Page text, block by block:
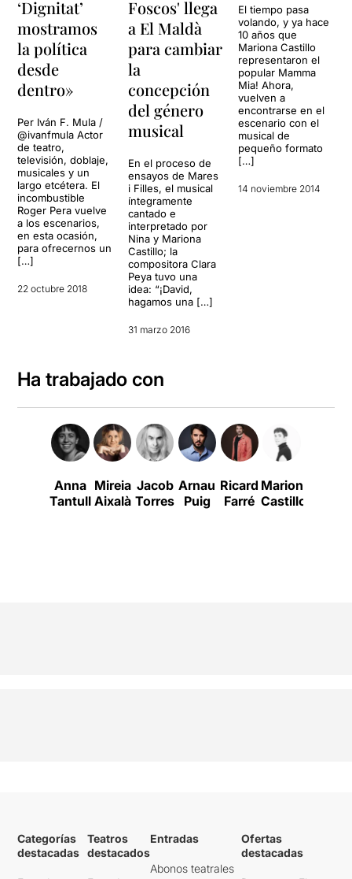
‘Dignitat’
mostramos
la política
desde
dentro»
Per Iván F. Mula /
@ivanfmula Actor
de teatro,
televisión, doblaje,
musicales y un
largo etcétera. El
incombustible
Roger Pera vuelve
a los escenarios,
en esta ocasión,
para ofrecernos un
[…]
22 octubre 2018
Foscos' llega
a El Maldà
para cambiar
la
concepción
del género
musical
En el proceso de
ensayos de Mares
i Filles, el musical
íntegramente
cantado e
interpretado por
Nina y Mariona
Castillo; la
compositora Clara
Peya tuvo una
idea: “¡David,
hagamos una […]
31 marzo 2016
El tiempo pasa
volando, y ya hace
10 años que
Mariona Castillo
representaron el
popular Mamma
Mia! Ahora,
vuelven a
encontrarse en el
escenario con el
musical de
pequeño formato
[…]
14 noviembre 2014
Ha trabajado con
Anna
Tantull
Mireia
Aixalà
Jacob
Torres
Arnau
Puig
Ricard
Farré
Mariona
Castillo
Categorías
destacadas
Teatros
destacados
Entradas
Abonos teatrales
Ofertas
destacadas